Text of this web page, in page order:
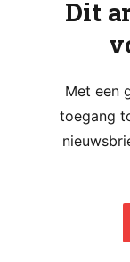
Dit
Met een
toegang